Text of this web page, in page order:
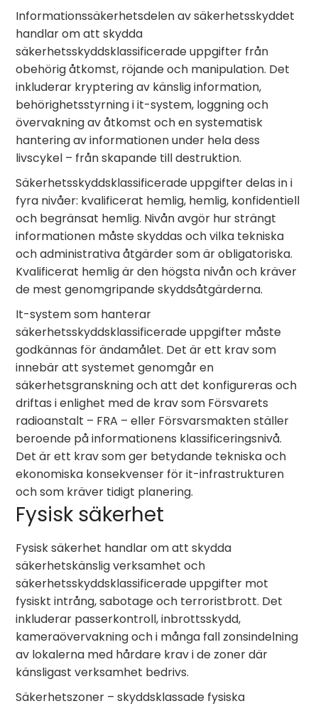
Informationssäkerhetsdelen av säkerhetsskyddet
handlar om att skydda
säkerhetsskyddsklassificerade uppgifter från
obehörig åtkomst, röjande och manipulation. Det
inkluderar kryptering av känslig information,
behörighetsstyrning i it-system, loggning och
övervakning av åtkomst och en systematisk
hantering av informationen under hela dess
livscykel – från skapande till destruktion.
Säkerhetsskyddsklassificerade uppgifter delas in i
fyra nivåer: kvalificerat hemlig, hemlig, konfidentiell
och begränsat hemlig. Nivån avgör hur strängt
informationen måste skyddas och vilka tekniska
och administrativa åtgärder som är obligatoriska.
Kvalificerat hemlig är den högsta nivån och kräver
de mest genomgripande skyddsåtgärderna.
It-system som hanterar
säkerhetsskyddsklassificerade uppgifter måste
godkännas för ändamålet. Det är ett krav som
innebär att systemet genomgår en
säkerhetsgranskning och att det konfigureras och
driftas i enlighet med de krav som Försvarets
radioanstalt – FRA – eller Försvarsmakten ställer
beroende på informationens klassificeringsnivå.
Det är ett krav som ger betydande tekniska och
ekonomiska konsekvenser för it-infrastrukturen
och som kräver tidigt planering.
Fysisk säkerhet
Fysisk säkerhet handlar om att skydda
säkerhetskänslig verksamhet och
säkerhetsskyddsklassificerade uppgifter mot
fysiskt intrång, sabotage och terroristbrott. Det
inkluderar passerkontroll, inbrottsskydd,
kameraövervakning och i många fall zonsindelning
av lokalerna med hårdare krav i de zoner där
känsligast verksamhet bedrivs.
Säkerhetszoner – skyddsklassade fysiska